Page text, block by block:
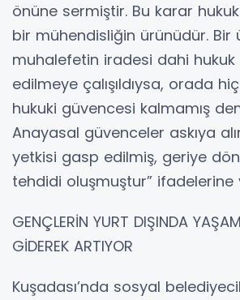
önüne sermiştir. Bu karar
bir mühendisliğin ürünüdür. Bir
muhalefetin iradesi dahi
edilmeye çalışıldıysa, orada
hukuki güvencesi kalmamış
Anayasal güvenceler askıya
yetkisi gasp edilmiş, geriye
tehdidi oluşmuştur” ifadelerine
GENÇLERİN YURT DIŞINDA
GİDEREK ARTIYOR
Kuşadası’nda sosyal